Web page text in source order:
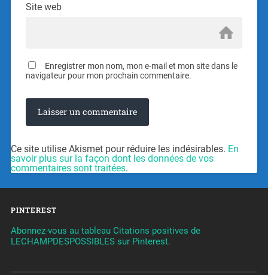
Site web
Enregistrer mon nom, mon e-mail et mon site dans le
navigateur pour mon prochain commentaire.
Ce site utilise Akismet pour réduire les indésirables. En
savoir plus sur la façon dont les données de vos
commentaires sont traitées.
PINTEREST
Abonnez-vous au tableau Citations positives de
LECHAMPDESPOSSIBLES sur Pinterest.